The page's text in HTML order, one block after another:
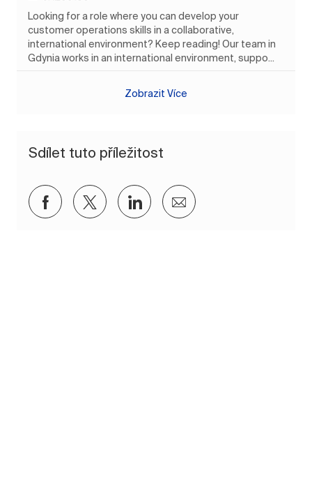
Looking for a role where you can develop your
customer operations skills in a collaborative,
international environment? Keep reading! Our team in
Gdynia works in an international environment, suppo...
Zobrazit Více
Sdílet tuto příležitost
Sdílet přes Facebook
Sdílet přes twitter
Sdílet přes LinkedIn
Sdílet e-mailem